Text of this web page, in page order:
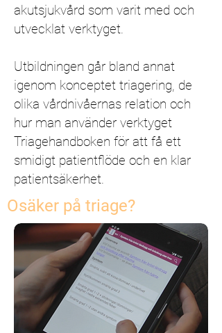
akutsjukvård som varit med och
utvecklat verktyget.
Utbildningen går bland annat
igenom konceptet triagering, de
olika vårdnivåernas relation och
hur man använder verktyget
Triagehandboken för att få ett
smidigt patientflöde och en klar
patientsäkerhet.
Osäker på triage?